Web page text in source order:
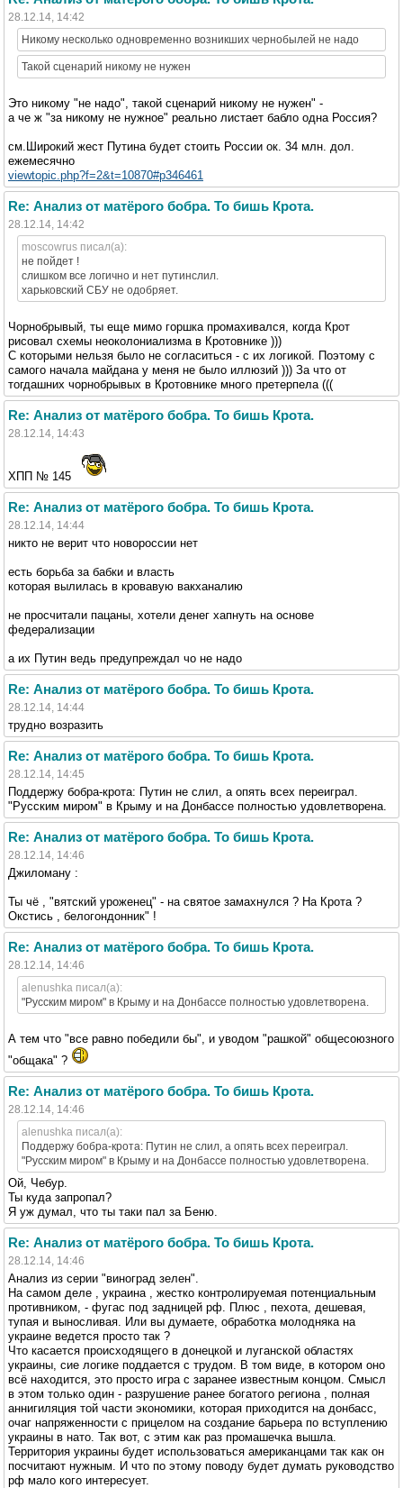
28.12.14, 14:42
Никому несколько одновременно возникших чернобылей не надо
Такой сценарий никому не нужен
Это никому "не надо", такой сценарий никому не нужен" -
а че ж "за никому не нужное" реально листает бабло одна Россия?
см.Широкий жест Путина будет стоить России ок. 34 млн. дол.
ежемесячно
viewtopic.php?f=2&t=10870#p346461
Re: Анализ от матёрого бобра. То бишь Крота.
28.12.14, 14:42
moscowrus писал(а):
не пойдет !
слишком все логично и нет путинслил.
харьковский СБУ не одобряет.
Чорнобрывый, ты еще мимо горшка промахивался, когда Крот
рисовал схемы неоколониализма в Кротовнике )))
С которыми нельзя было не согласиться - с их логикой. Поэтому с
самого начала майдана у меня не было иллюзий ))) За что от
тогдашних чорнобрывых в Кротовнике много претерпела (((
Re: Анализ от матёрого бобра. То бишь Крота.
28.12.14, 14:43
ХПП № 145
Re: Анализ от матёрого бобра. То бишь Крота.
28.12.14, 14:44
никто не верит что новороссии нет
есть борьба за бабки и власть
которая вылилась в кровавую вакханалию
не просчитали пацаны, хотели денег хапнуть на основе
федерализации
а их Путин ведь предупреждал чо не надо
Re: Анализ от матёрого бобра. То бишь Крота.
28.12.14, 14:44
трудно возразить
Re: Анализ от матёрого бобра. То бишь Крота.
28.12.14, 14:45
Поддержу бобра-крота: Путин не слил, а опять всех переиграл.
"Русским миром" в Крыму и на Донбассе полностью удовлетворена.
Re: Анализ от матёрого бобра. То бишь Крота.
28.12.14, 14:46
Джиломану :
Ты чё , "вятский уроженец" - на святое замахнулся ? На Крота ?
Окстись , белогондонник" !
Re: Анализ от матёрого бобра. То бишь Крота.
28.12.14, 14:46
alenushka писал(а):
"Русским миром" в Крыму и на Донбассе полностью удовлетворена.
А тем что "все равно победили бы", и уводом "рашкой" общесоюзного
"общака" ?
Re: Анализ от матёрого бобра. То бишь Крота.
28.12.14, 14:46
alenushka писал(а):
Поддержу бобра-крота: Путин не слил, а опять всех переиграл.
"Русским миром" в Крыму и на Донбассе полностью удовлетворена.
Ой, Чебур.
Ты куда запропал?
Я уж думал, что ты таки пал за Беню.
Re: Анализ от матёрого бобра. То бишь Крота.
28.12.14, 14:46
Анализ из серии "виноград зелен".
На самом деле , украина , жестко контролируемая потенциальным
противником, - фугас под задницей рф. Плюс , пехота, дешевая,
тупая и выносливая. Или вы думаете, обработка молодняка на
украине ведется просто так ?
Что касается происходящего в донецкой и луганской областях
украины, сие логике поддается с трудом. В том виде, в котором оно
всё находится, это просто игра с заранее известным концом. Смысл
в этом только один - разрушение ранее богатого региона , полная
аннигиляция той части экономики, которая приходится на донбасс,
очаг напряженности с прицелом на создание барьера по вступлению
украины в нато. Так вот, с этим как раз промашечка вышла.
Территория украины будет использоваться американцами так как он
посчитают нужным. И что по этому поводу будет думать руководство
рф мало кого интересует.